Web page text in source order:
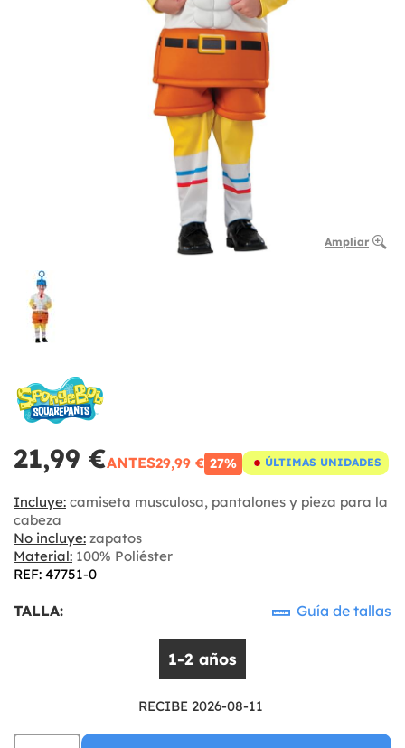
Ampliar
21,99 €ANTES29,99 € 27% ÚLTIMAS UNIDADES
Incluye: camiseta musculosa, pantalones y pieza para la
cabeza
No incluye: zapatos
Material: 100% Poliéster
REF: 47751-0
TALLA: Guía de tallas
1-2 años
RECIBE 2026-08-11